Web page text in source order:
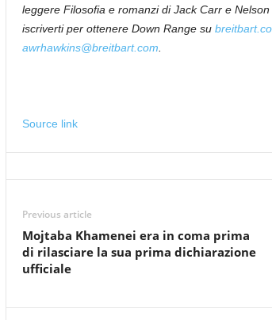
leggere Filosofia e romanzi di Jack Carr e
iscriverti per ottenere Down Range su
awrhawkins@breitbart.com
Source link
Previous article
Mojtaba Khamenei era in coma prima
di rilasciare la sua prima dichiarazione
ufficiale